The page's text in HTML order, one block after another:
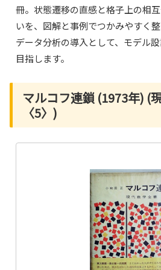
冊。状態遷移の直感と格子上の相
いを、図解と事例でつかみやすく
データ分析の導入として、モデル
目指します。
マルコフ連鎖 (1973年) (
〈5〉)